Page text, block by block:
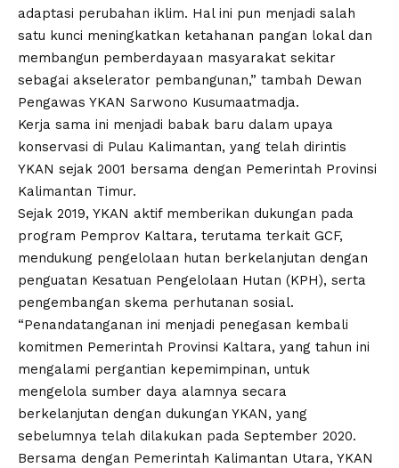
adaptasi perubahan iklim. Hal ini pun menjadi salah
satu kunci meningkatkan ketahanan pangan lokal dan
membangun pemberdayaan masyarakat sekitar
sebagai akselerator pembangunan,” tambah Dewan
Pengawas YKAN Sarwono Kusumaatmadja.
Kerja sama ini menjadi babak baru dalam upaya
konservasi di Pulau Kalimantan, yang telah dirintis
YKAN sejak 2001 bersama dengan Pemerintah Provinsi
Kalimantan Timur.
Sejak 2019, YKAN aktif memberikan dukungan pada
program Pemprov Kaltara, terutama terkait GCF,
mendukung pengelolaan hutan berkelanjutan dengan
penguatan Kesatuan Pengelolaan Hutan (KPH), serta
pengembangan skema perhutanan sosial.
“Penandatanganan ini menjadi penegasan kembali
komitmen Pemerintah Provinsi Kaltara, yang tahun ini
mengalami pergantian kepemimpinan, untuk
mengelola sumber daya alamnya secara
berkelanjutan dengan dukungan YKAN, yang
sebelumnya telah dilakukan pada September 2020.
Bersama dengan Pemerintah Kalimantan Utara, YKAN